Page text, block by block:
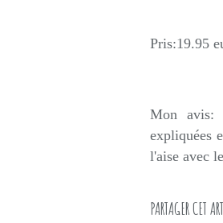
Pris:19.95
Mon avis:
expliquées
l'aise avec
PARTAGER CET